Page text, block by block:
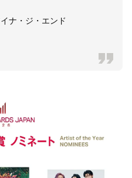
ナ・ジ・エンド